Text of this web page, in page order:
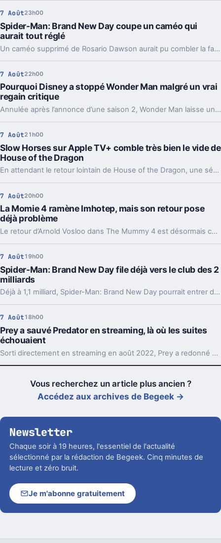
7 Août23h00
Spider-Man: Brand New Day coupe un caméo qui
aurait tout réglé
Un caméo supprimé de Rosario Dawson aurait pu combler la faille la plus commentée de Spider-Man: Brand New Day. Et ça agace les fans.
7 Août22h00
Pourquoi Disney a stoppé Wonder Man malgré un vrai
regain critique
Annulée après l’annonce d’une saison 2, Wonder Man laisse un drôle de vide. Deux pistes reviennent pour expliquer ce revirement chez Disney.
7 Août21h00
Slow Horses sur Apple TV+ comble très bien le vide de
House of the Dragon
En attendant le retour lointain de House of the Dragon, une série d’espionnage d’Apple TV+ offre un relais inattendu, avec plusieurs visages bien connus de Westeros.
7 Août20h00
La Momie 4 ramène Imhotep, mais son retour pose
déjà problème
Le retour d’Arnold Vosloo dans The Mummy 4 est désormais confirmé. Bonne nouvelle pour les fans, sauf qu’un détail central reste entier : comment Imhotep revient-il ?
7 Août 19h00
Spider-Man: Brand New Day file déjà vers le club des 2
milliards
Déjà à 1,1 milliard, Spider-Man: Brand New Day pourrait entrer dans le cercle minuscule des films à 2 milliards. Et son calendrier l’aide beaucoup.
7 Août 18h00
Prey a sauvé Predator en streaming, là où les suites
échouaient
Sorti directement en streaming en août 2022, Prey a redonné un cap à Predator. Son idée simple, remonter en 1719, a réveillé une saga à bout de souffle.
Vous recherchez un article plus ancien ?
Accédez aux archives de Begeek →
Newsletter
Chaque soir à 19 heures, l'essentiel de l'actualité
sélectionné par la rédaction de Begeek. Cinq minutes de
lecture et zéro bruit.
Je m'abonne gratuitement